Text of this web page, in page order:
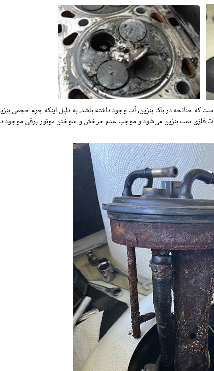
چنانچه در باک بنزین، آب وجود داشته باشد، به دلیل اینکه جرم حجمی
فلزی پمپ بنزین می‌شود و موجب عدم چرخش و سوختن موتور برقی موجود